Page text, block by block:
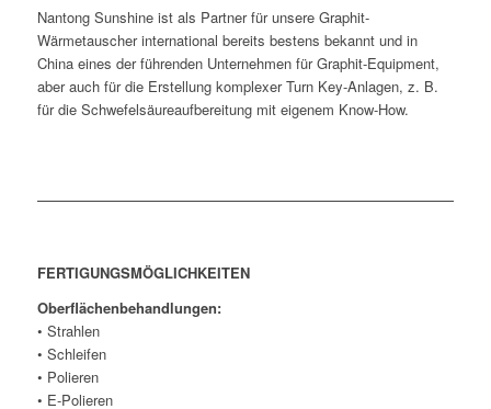
Nantong Sunshine ist als Partner für unsere Graphit-
Wärmetauscher international bereits bestens bekannt und in
China eines der führenden Unternehmen für Graphit-Equipment,
aber auch für die Erstellung komplexer Turn Key-Anlagen, z. B.
für die Schwefelsäureaufbereitung mit eigenem Know-How.
FERTIGUNGSMÖGLICHKEITEN
Oberflächenbehandlungen:
• Strahlen
• Schleifen
• Polieren
• E-Polieren